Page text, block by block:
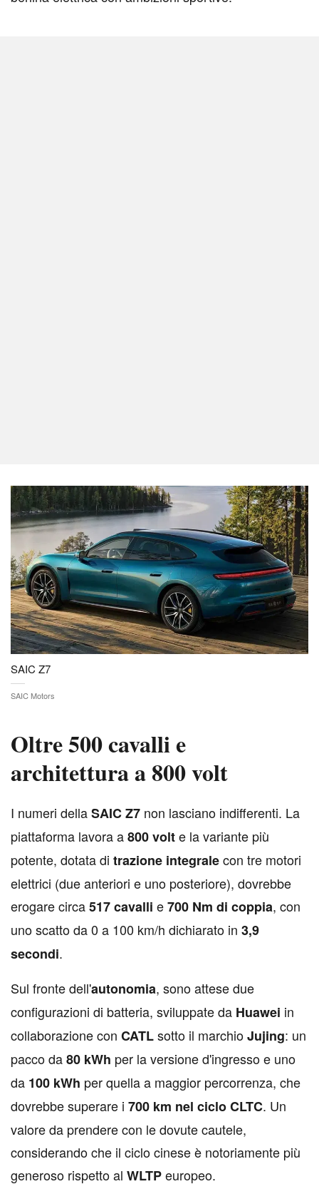
SAIC Z7
SAIC Motors
Oltre 500 cavalli e
architettura a 800 volt
I numeri dellaSAIC Z7 non lasciano indifferenti. La
piattaforma lavora a800 volte la variante più
potente, dotata di trazione integralecon tre motori
elettrici (due anteriori e uno posteriore), dovrebbe
erogare circa517 cavalli e700 Nm di coppia, con
uno scatto da 0 a 100 km/h dichiarato in 3,9
secondi.
Sul fronte dell'autonomia, sono attese due
configurazioni di batteria, sviluppate da Huawei in
collaborazione con CATLsotto il marchioJujing: un
pacco da80 kWh per la versione d'ingresso e uno
da 100 kWh per quella a maggior percorrenza, che
dovrebbe superare i 700 km nel ciclo CLTC. Un
valore da prendere con le dovute cautele,
considerando che il ciclo cinese è notoriamente più
generoso rispetto al WLTPeuropeo.